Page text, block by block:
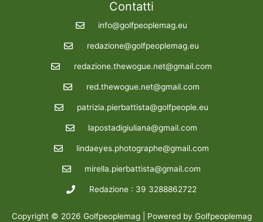
Contatti
info@golfpeoplemag.eu
redazione@golfpeoplemag.eu
redazione.thewogue.net@gmail.com
red.thewogue.net@gmail.com
patrizia.pierbattista@golfpeople.eu
lapostadigiuliana@gmail.com
lindaeyes.photographe@gmail.com
mirella.pierbattista@gmail.com
Redazione : 39 3288862722
Copyright © 2026 Golfpeoplemag | Powered by Golfpeoplemag